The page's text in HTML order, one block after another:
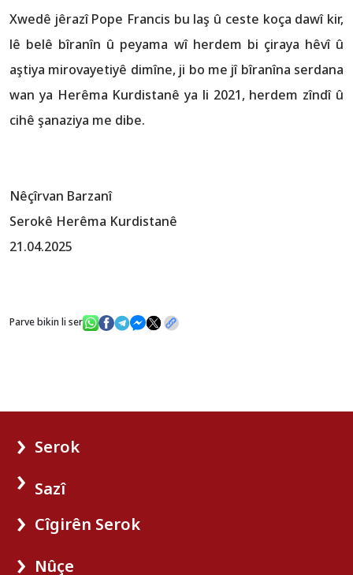
Xwedê jêrazî Pope Francis bu laş û ceste koça dawî kir,
lê belê bîranîn û peyama wî herdem bi çiraya hêvî û
aştiya mirovayetiyê dimîne, ji bo me jî bîranîna serdana
wan ya Herêma Kurdistanê ya li 2021, herdem zîndî û
cihê şanaziya me dibe.
Nêçîrvan Barzanî
Serokê Herêma Kurdistanê
21.04.2025
Parve bikin li ser
Serok
Sazî
Cîgirên Serok
Nûçe